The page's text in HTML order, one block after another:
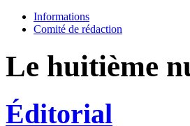
Informations
Comité de rédaction
Le huitième
Éditorial